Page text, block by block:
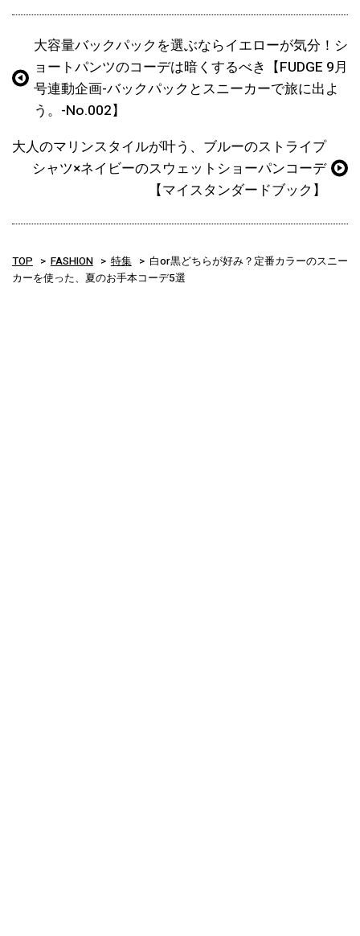
大容量バックパックを選ぶならイエローが気分！シ
ョートパンツのコーデは暗くするべき【FUDGE 9月
号連動企画-バックパックとスニーカーで旅に出よ
う。-No.002】
大人のマリンスタイルが叶う、ブルーのストライプ
シャツ×ネイビーのスウェットショーパンコーデ
【マイスタンダードブック】
TOP FASHION 特集
白or黒どちらが好み？定番カラーのスニー
カーを使った、夏のお手本コーデ5選